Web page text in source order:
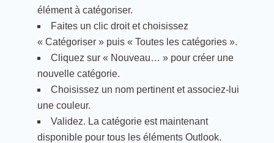
élément à catégoriser.
Faites un clic droit et choisissez
« Catégoriser » puis « Toutes les catégories ».
Cliquez sur « Nouveau… » pour créer une
nouvelle catégorie.
Choisissez un nom pertinent et associez-lui
une couleur.
Validez. La catégorie est maintenant
disponible pour tous les éléments Outlook.